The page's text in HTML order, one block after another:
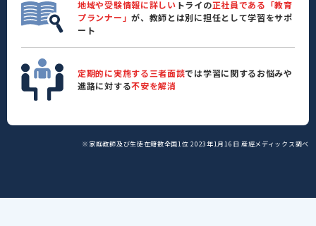
地域や受験情報に詳しい トライの正社員である「教育
プランナー」が、教師とは別に担任として学習をサポ
ート
定期的に実施する三者面談では学習に関するお悩みや
進路に対する不安を解消
※家庭教師及び生徒在籍数全国1位 2023年1月16日 産經メディックス調べ